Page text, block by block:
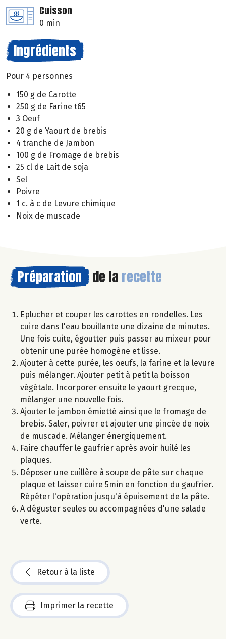
Cuisson
0 min
Ingrédients
Pour 4 personnes
150 g de Carotte
250 g de Farine t65
3 Oeuf
20 g de Yaourt de brebis
4 tranche de Jambon
100 g de Fromage de brebis
25 cl de Lait de soja
Sel
Poivre
1 c. à c de Levure chimique
Noix de muscade
Préparation de la recette
Eplucher et couper les carottes en rondelles. Les
cuire dans l'eau bouillante une dizaine de minutes.
Une fois cuite, égoutter puis passer au mixeur pour
obtenir une purée homogène et lisse.
Ajouter à cette purée, les oeufs, la farine et la levure
puis mélanger. Ajouter petit à petit la boisson
végétale. Incorporer ensuite le yaourt grecque,
mélanger une nouvelle fois.
Ajouter le jambon émietté ainsi que le fromage de
brebis. Saler, poivrer et ajouter une pincée de noix
de muscade. Mélanger énergiquement.
Faire chauffer le gaufrier après avoir huilé les
plaques.
Déposer une cuillère à soupe de pâte sur chaque
plaque et laisser cuire 5min en fonction du gaufrier.
Répéter l'opération jusqu'à épuisement de la pâte.
A déguster seules ou accompagnées d'une salade
verte.
Retour à la liste
Imprimer la recette